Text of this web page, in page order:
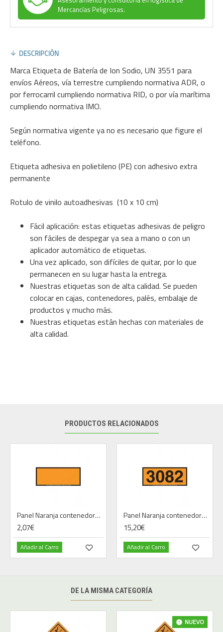
Mercancías Peligrosas.
DESCRIPCIÓN
Marca Etiqueta de Batería de Ion Sodio, UN 3551 para
envíos Aéreos, vía terrestre cumpliendo normativa ADR, o
por ferrocarril cumpliendo normativa RID, o por vía marítima
cumpliendo normativa IMO.
Según normativa vigente ya no es necesario que figure el
teléfono.
Etiqueta adhesiva en polietileno (PE) con adhesivo extra
permanente
Rotulo de vinilo autoadhesivas (10 x 10 cm)
Fácil aplicación: estas etiquetas adhesivas de peligro
son fáciles de despegar ya sea a mano o con un
aplicador automático de etiquetas.
Una vez aplicado, son difíciles de quitar, por lo que
permanecen en su lugar hasta la entrega.
Nuestras etiquetas son de alta calidad. Se pueden
colocar en cajas, contenedores, palés, embalaje de
productos y mucho más.
Nuestras etiquetas están hechas con materiales de
alta calidad.
PRODUCTOS RELACIONADOS
Panel Naranja contenedores ADR / IMDG sin números
2,07€
Añadir al Carro
Panel Naranja contenedores ADR / IMDG con números
15,20€
Añadir al Carro
DE LA MISMA CATEGORÍA
NUEVO